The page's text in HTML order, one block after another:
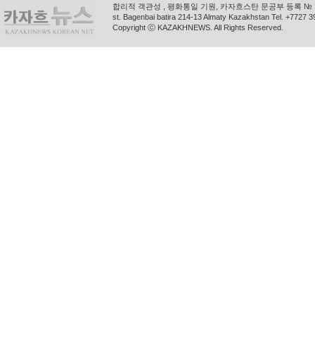
합리적 객관성 , 평화통일 기원, 카자흐스탄 문공부 등록
st. Bagenbai batira 214-13 Almaty Kazakhstan Tel. +7727
Copyright ⓒ KAZAKHNEWS. All Rights Reserved.